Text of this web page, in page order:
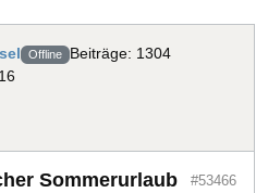
Offline Beiträge: 1304
Sommerurlaub #53466